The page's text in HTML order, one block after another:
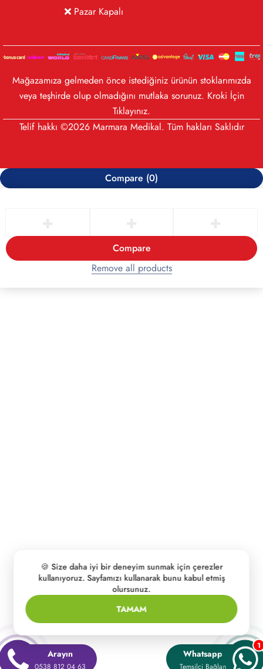
Pazar Kapalı
Mağazamıza gelmeden önce istediğiniz ürünün stoklarımızda
veya teşhirde olup olmadığını mutlaka sorunuz. Kroki İçin
Tıklayınız.
Telif hakkı ©2026 Marmara Medikal. Tüm hakları Saklıdır
Arayın
0538 812 04 63
Whatsapp
Temsilci Bağlan
1
🍪 Size daha iyi bir deneyim sunmak için çerezler
kullanıyoruz. Sayfamızı kullanarak bunu kabul etmiş
olursunuz.
TAMAM
Compare (0)
Compare
Remove all products